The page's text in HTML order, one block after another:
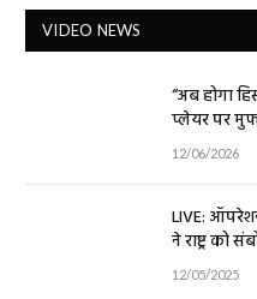
VIDEO NEWS
“अब होगा
प्लेयर पर
12/06/2026
LIVE:
ने राष्ट्र को
12/05/2025